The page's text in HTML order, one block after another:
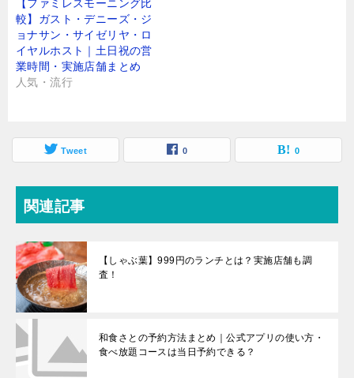
【ファミレスモーニング比
較】ガスト・デニーズ・ジ
ョナサン・サイゼリヤ・ロ
イヤルホスト｜土日祝の営
業時間・実施店舗まとめ
人気・流行
Tweet 0 0
関連記事
【しゃぶ葉】999円のランチとは？実施店舗も調
査！
和食さとの予約方法まとめ｜公式アプリの使い方・
食べ放題コースは当日予約できる？